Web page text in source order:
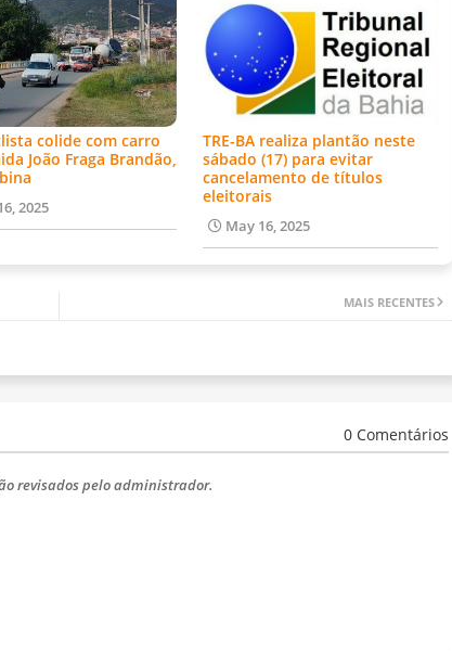
colide com carro
João Fraga Brandão,
2025
TRE-BA realiza plantão neste
sábado (17) para evitar
cancelamento de títulos
eleitorais
May 16, 2025
MAIS RECENTES
0 Comentários
revisados ​​pelo administrador.